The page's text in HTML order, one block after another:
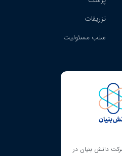
تزریقات
سلب مسئولیت
دانش بنیان در